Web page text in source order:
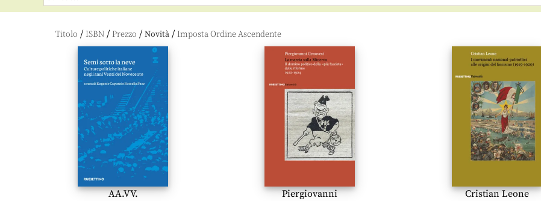
Titolo / ISBN / Prezzo / Novità /
AA.VV.
Piergiovanni
Cristian Leone